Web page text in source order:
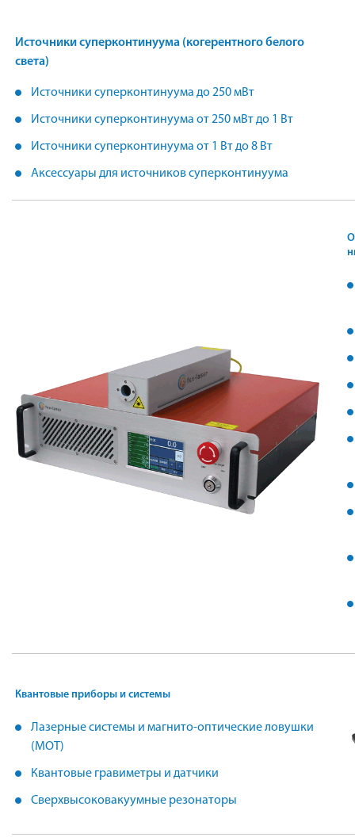
Источники суперконтинуума (когерентного белого
света)
Источники суперконтинуума до 250 мВт
Источники суперконтинуума от 250 мВт до 1 Вт
Источники суперконтинуума от 1 Вт до 8 Вт
Аксессуары для источников суперконтинуума
Квантовые приборы и системы
Лазерные системы и магнито-оптические ловушки
(MOT)
Квантовые гравиметры и датчики
Сверхвысоковакуумные резонаторы